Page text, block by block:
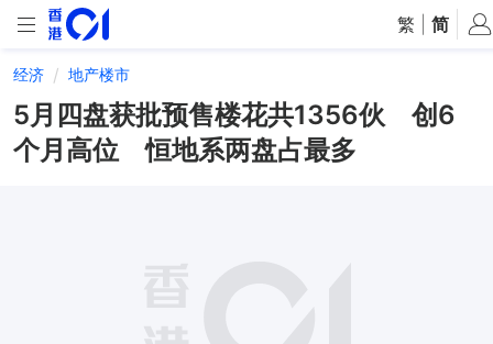
繁 简
经济 地产楼市
5月四盘获批预售楼花共1356伙 创6
个月高位 恒地系两盘占最多